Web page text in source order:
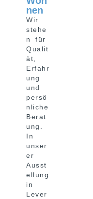
nen
Wir
stehe
n für
Qualit
ät,
Erfahr
ung
und
persö
nliche
Berat
ung.
In
unser
er
Ausst
ellung
in
Lever